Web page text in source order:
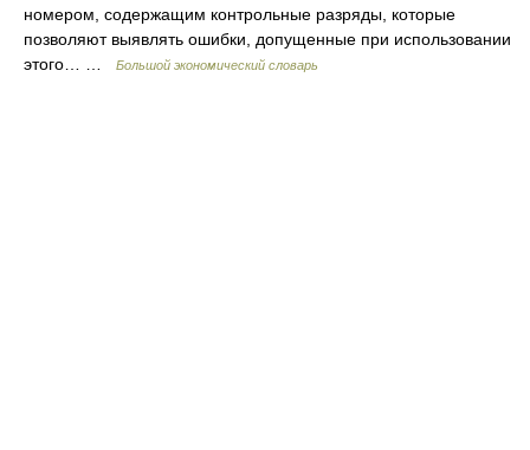
номером, содержащим контрольные разряды, которые
позволяют выявлять ошибки, допущенные при использовании
этого… …
Большой экономический словарь